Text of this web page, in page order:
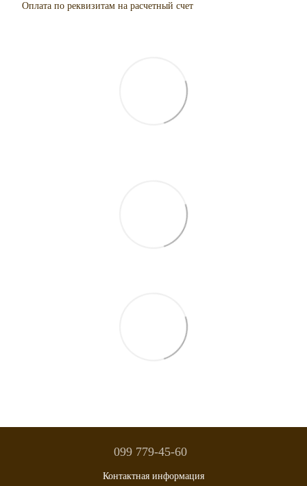
Оплата по реквизитам на расчетный счет
099 779-45-60
Контактная информация